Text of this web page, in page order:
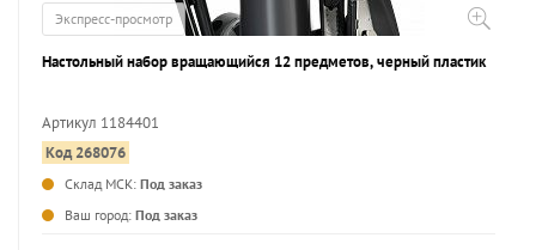
Экспресс-просмотр
Настольный набор вращающийся 12 предметов, черный пластик
Артикул 1184401
Код 268076
Склад МСК: Под заказ
Ваш город: Под заказ